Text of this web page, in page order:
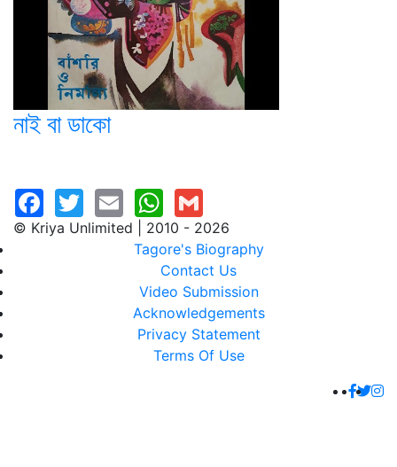
নাই বা ডাকো
© Kriya Unlimited | 2010 - 2026
Tagore's Biography
Contact Us
Video Submission
Acknowledgements
Privacy Statement
Terms Of Use